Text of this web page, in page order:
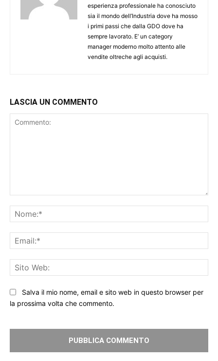
esperienza professionale ha conosciuto
sia il mondo dell’Industria dove ha mosso
i primi passi che dalla GDO dove ha
sempre lavorato. E’ un category
manager moderno molto attento alle
vendite oltreche agli acquisti.
LASCIA UN COMMENTO
Salva il mio nome, email e sito web in questo browser per
la prossima volta che commento.